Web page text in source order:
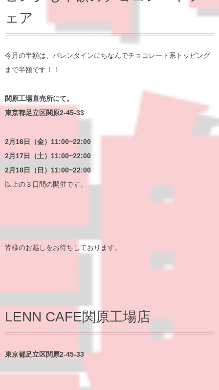
ェア
今月の半額は、バレンタインにちなんでチョコレート系トッピング
まで半額です！！
関原工場直売所にて。
東京都足立区関原2-45-33
2月16日（金）11:00~22:00
2月17日（土）11:00~22:00
2月18日（日）11:00~22:00
以上の３日間の開催です。
皆様のお越しをお待ちしております。
LENN CAFE関原工場店
東京都足立区関原2-45-33